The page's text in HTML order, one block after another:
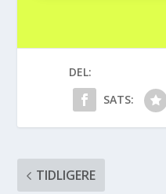
DEL:
SATS:
TIDLIGERE